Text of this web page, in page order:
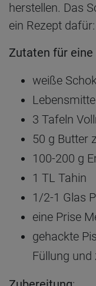
herstellen. Das
ein Rezept dafür:
Zutaten für eine
weiße
3 Tafeln
50 g Butter
100-200 g
1 TL Tahin
1/2-1 Glas
eine Prise
gehackte
Füllung und